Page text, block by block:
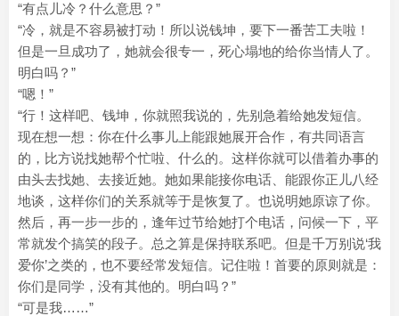
“有点儿冷？什么意思？”
“冷，就是不容易被打动！所以说钱坤，要下一番苦工夫啦！
但是一旦成功了，她就会很专一，死心塌地的给你当情人了。
明白吗？”
“嗯！”
“行！这样吧、钱坤，你就照我说的，先别急着给她发短信。
现在想一想：你在什么事儿上能跟她展开合作，有共同语言
的，比方说找她帮个忙啦、什么的。这样你就可以借着办事的
由头去找她、去接近她。她如果能接你电话、能跟你正儿八经
地谈，这样你们的关系就等于是恢复了。也说明她原谅了你。
然后，再一步一步的，逢年过节给她打个电话，问候一下，平
常就发个搞笑的段子。总之算是保持联系吧。但是千万别说‘我
爱你’之类的，也不要经常发短信。记住啦！首要的原则就是：
你们是同学，没有其他的。明白吗？”
“可是我……”